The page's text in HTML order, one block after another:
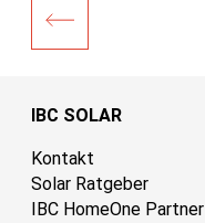
IBC SOLAR
Kontakt
Solar Ratgeber
IBC HomeOne Partner